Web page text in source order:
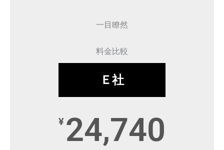
一目瞭然
料金比較
Ｅ社
¥ 24,740